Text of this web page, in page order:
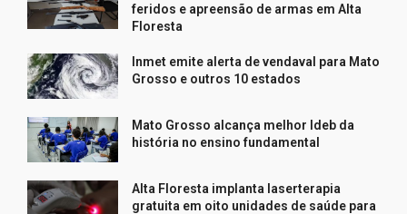
feridos e apreensão de armas em Alta
Floresta
Inmet emite alerta de vendaval para Mato
Grosso e outros 10 estados
Mato Grosso alcança melhor Ideb da
história no ensino fundamental
Alta Floresta implanta laserterapia
gratuita em oito unidades de saúde para